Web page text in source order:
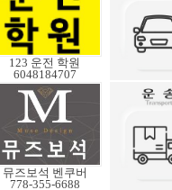
123 운전 학원
6048184707
뮤즈보석 벤쿠버
778-355-6688